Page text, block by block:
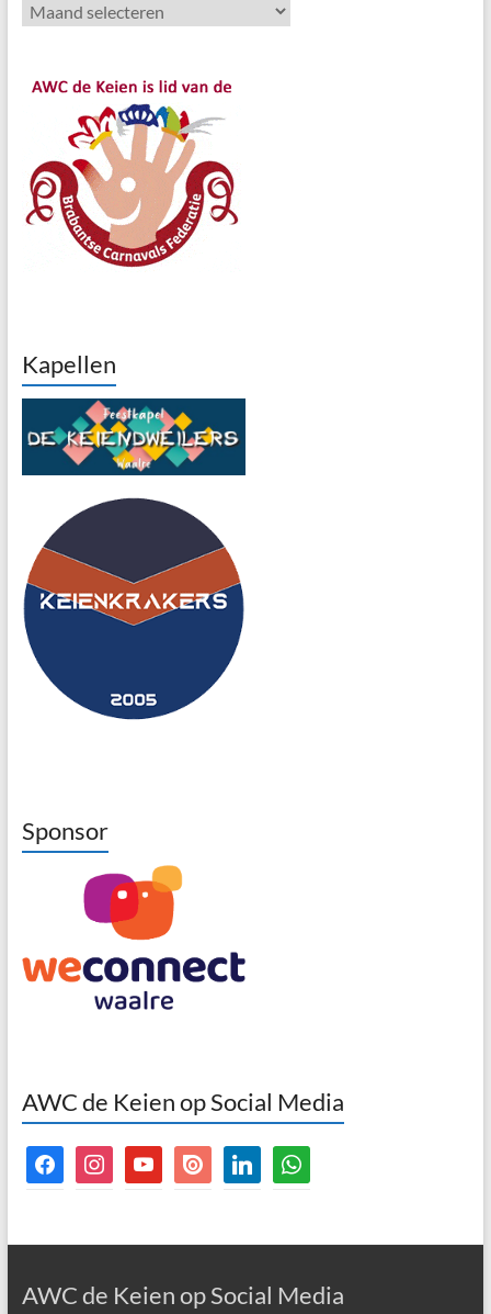
Archieven
Kapellen
Sponsor
AWC de Keien op Social Media
facebookinstagramyoutubeissuu linkedinwhatsapp
AWC de Keien op Social Media